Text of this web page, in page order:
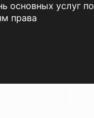
основных услуг по
права